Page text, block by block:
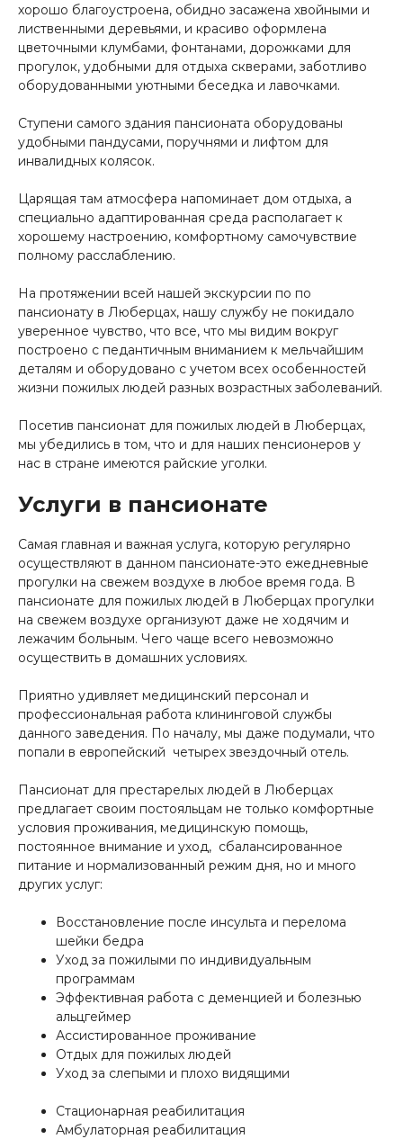
хорошо благоустроена, обидно засажена хвойными и
лиственными деревьями, и красиво оформлена
цветочными клумбами, фонтанами, дорожками для
прогулок, удобными для отдыха скверами, заботливо
оборудованными уютными беседка и лавочками.
Ступени самого здания пансионата оборудованы
удобными пандусами, поручнями и лифтом для
инвалидных колясок.
Царящая там атмосфера напоминает дом отдыха, а
специально адаптированная среда располагает к
хорошему настроению, комфортному самочувствие
полному расслаблению.
На протяжении всей нашей экскурсии по по
пансионату в Люберцах, нашу службу не покидало
уверенное чувство, что все, что мы видим вокруг
построено с педантичным вниманием к мельчайшим
деталям и оборудовано с учетом всех особенностей
жизни пожилых людей разных возрастных заболеваний.
Посетив пансионат для пожилых людей в Люберцах,
мы убедились в том, что и для наших пенсионеров у
нас в стране имеются райские уголки.
Услуги в пансионате
Самая главная и важная услуга, которую регулярно
осуществляют в данном пансионате-это ежедневные
прогулки на свежем воздухе в любое время года. В
пансионате для пожилых людей в Люберцах прогулки
на свежем воздухе организуют даже не ходячим и
лежачим больным. Чего чаще всего невозможно
осуществить в домашних условиях.
Приятно удивляет медицинский персонал и
профессиональная работа клининговой службы
данного заведения. По началу, мы даже подумали, что
попали в европейский четырех звездочный отель.
Пансионат для престарелых людей в Люберцах
предлагает своим постояльцам не только комфортные
условия проживания, медицинскую помощь,
постоянное внимание и уход, сбалансированное
питание и нормализованный режим дня, но и много
других услуг:
Восстановление после инсульта и перелома
шейки бедра
Уход за пожилыми по индивидуальным
программам
Эффективная работа с деменцией и болезнью
альцгеймер
Ассистированное проживание
Отдых для пожилых людей
Уход за слепыми и плохо видящими
Стационарная реабилитация
Амбулаторная реабилитация